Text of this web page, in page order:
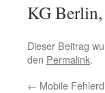
KG
Dieser Beitrag
den Permalink.
← Mobile